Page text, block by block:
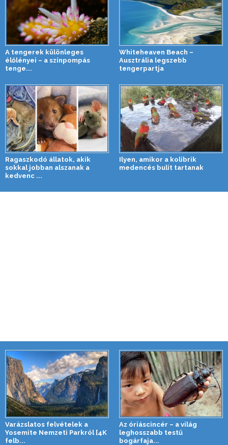
A tengerek különleges
élőlényei – a színpompás
tenge...
Whiteheaven Beach –
Ausztrália legszebb
tengerpartja
Ragaszkodó állatok, akik
sokkal jobban alszanak a
kedvenc ...
Ilyen, amikor a kolibrik
medencés bulit tartanak
Varázslatos felvételek a
Yosemite Nemzeti Parkról [4K
felb...
Az óriáscincér – a világ
leghosszabb testű
bogárfaja...